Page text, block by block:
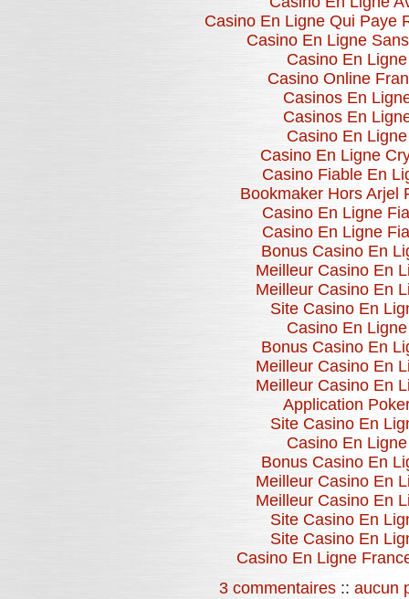
Casino En Ligne Qui Paye
Casino En Ligne
Casino En Ligne
Casino Online
Casinos En
Casinos En
Casino En Ligne
Casino En Ligne
Casino Fiable En
Bookmaker Hors Arjel
Casino En Ligne
Casino En Ligne
Bonus Casino En
Meilleur Casino En
Meilleur Casino En
Site Casino En
Casino En Ligne
Bonus Casino En
Meilleur Casino En
Meilleur Casino En
Application
Site Casino En
Casino En Ligne
Bonus Casino En
Meilleur Casino En
Meilleur Casino En
Site Casino En
Site Casino En
Casino En Ligne
3 commentaires :: aucun